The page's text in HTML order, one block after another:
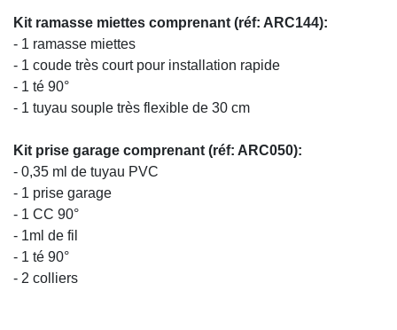
Kit ramasse miettes comprenant (réf: ARC144):
- 1 ramasse miettes
- 1 coude très court pour installation rapide
- 1 té 90°
- 1 tuyau souple très flexible de 30 cm
Kit prise garage comprenant (réf: ARC050):
- 0,35 ml de tuyau PVC
- 1 prise garage
- 1 CC 90°
- 1ml de fil
- 1 té 90°
- 2 colliers